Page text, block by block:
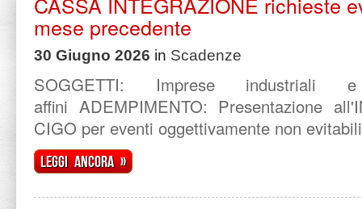
mese precedente
30 Giugno 2026 in Scadenze
SOGGETTI: Imprese
affini ADEMPIMENTO: Presentazione
CIGO per eventi oggettivamente non
Leggi ancora »